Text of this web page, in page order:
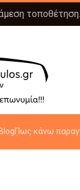
BlogΠως κάνω